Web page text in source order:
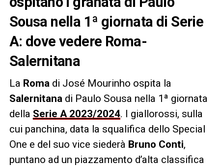
Sousa nella 1ª giornata di Serie
A: dove vedere Roma-
Salernitana
La Roma di José Mourinho ospita la
Salernitana di Paulo Sousa nella 1ª giornata
della Serie A 2023/2024. I giallorossi, sulla
cui panchina, data la squalifica dello Special
One e del suo vice siederà Bruno Conti,
puntano ad un piazzamento d’alta classifica